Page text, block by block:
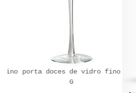
porta doces de vidro fino